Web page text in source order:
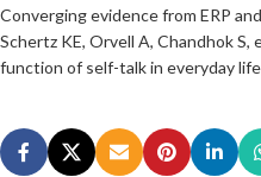
Converging evidence from ERP
Schertz KE, Orvell A, Chandhok S,
function of self-talk in everyday